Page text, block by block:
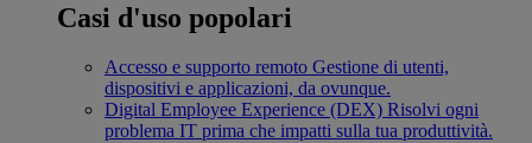
Casi d'uso popolari
Accesso e supporto remoto Gestione di utenti,
dispositivi e applicazioni, da ovunque.
Digital Employee Experience (DEX) Risolvi ogni
problema IT prima che impatti sulla tua produttività.